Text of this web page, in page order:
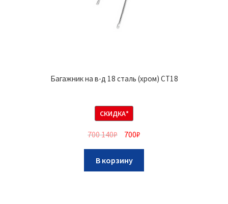
Багажник на в-д 18 сталь (хром) CT18
СКИДКА*
700 140₽ 700₽
В корзину